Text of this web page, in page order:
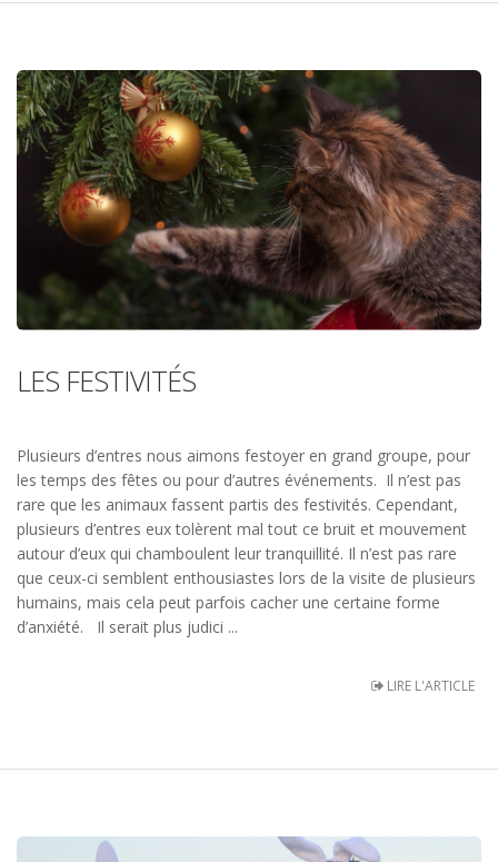
LES FESTIVITÉS
Plusieurs d’entres nous aimons festoyer en grand groupe, pour
les temps des fêtes ou pour d’autres événements. Il n’est pas
rare que les animaux fassent partis des festivités. Cependant,
plusieurs d’entres eux tolèrent mal tout ce bruit et mouvement
autour d’eux qui chamboulent leur tranquillité. Il n’est pas rare
que ceux-ci semblent enthousiastes lors de la visite de plusieurs
humains, mais cela peut parfois cacher une certaine forme
d’anxiété. Il serait plus judici ...
LIRE L'ARTICLE